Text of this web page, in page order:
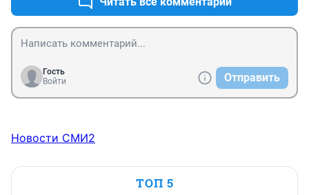
Гость
Войти
Отправить
Новости СМИ2
ТОП 5